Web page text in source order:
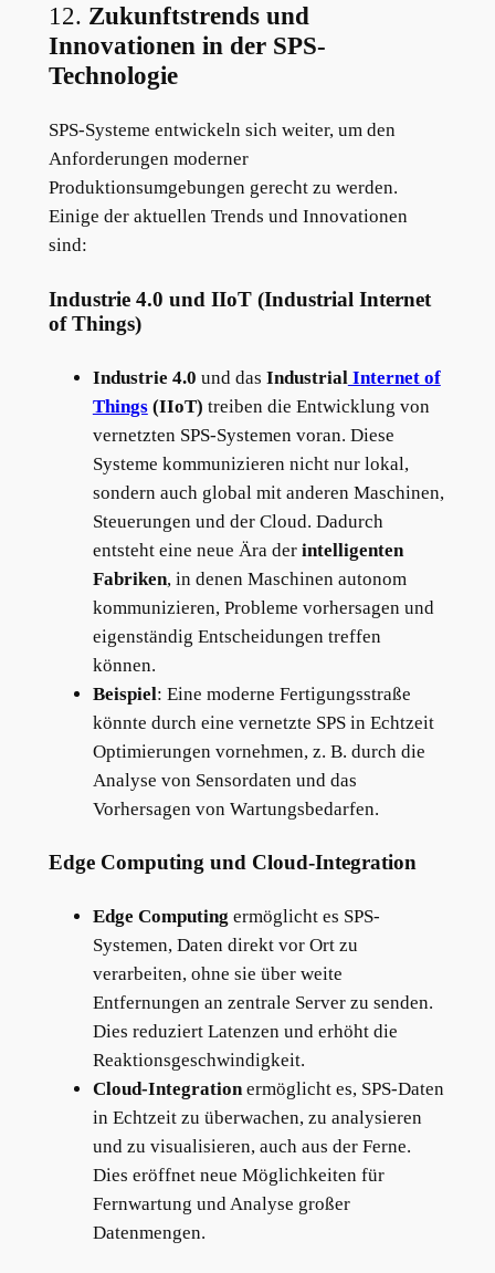
12. Zukunftstrends und
Innovationen in der SPS-
Technologie
SPS-Systeme entwickeln sich weiter, um den
Anforderungen moderner
Produktionsumgebungen gerecht zu werden.
Einige der aktuellen Trends und Innovationen
sind:
Industrie 4.0 und IIoT (Industrial Internet
of Things)
Industrie 4.0 und das Industrial Internet of
Things(IIoT) treiben die Entwicklung von
vernetzten SPS-Systemen voran. Diese
Systeme kommunizieren nicht nur lokal,
sondern auch global mit anderen Maschinen,
Steuerungen und der Cloud. Dadurch
entsteht eine neue Ära der intelligenten
Fabriken, in denen Maschinen autonom
kommunizieren, Probleme vorhersagen und
eigenständig Entscheidungen treffen
können.
Beispiel: Eine moderne Fertigungsstraße
könnte durch eine vernetzte SPS in Echtzeit
Optimierungen vornehmen, z. B. durch die
Analyse von Sensordaten und das
Vorhersagen von Wartungsbedarfen.
Edge Computing und Cloud-Integration
Edge Computing ermöglicht es SPS-
Systemen, Daten direkt vor Ort zu
verarbeiten, ohne sie über weite
Entfernungen an zentrale Server zu senden.
Dies reduziert Latenzen und erhöht die
Reaktionsgeschwindigkeit.
Cloud-Integrationermöglicht es, SPS-Daten
in Echtzeit zu überwachen, zu analysieren
und zu visualisieren, auch aus der Ferne.
Dies eröffnet neue Möglichkeiten für
Fernwartung und Analyse großer
Datenmengen.